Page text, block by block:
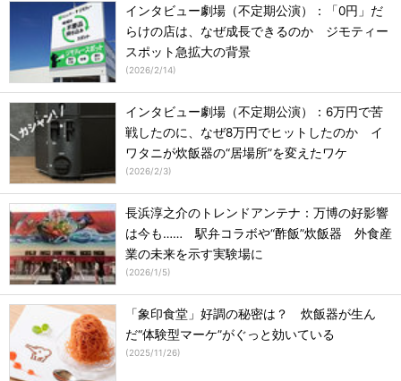
インタビュー劇場（不定期公演）：「0円」だ
らけの店は、なぜ成長できるのか ジモティー
スポット急拡大の背景
(2026/2/14)
インタビュー劇場（不定期公演）：6万円で苦
戦したのに、なぜ8万円でヒットしたのか イ
ワタニが炊飯器の“居場所”を変えたワケ
(2026/2/3)
長浜淳之介のトレンドアンテナ：万博の好影響
は今も…… 駅弁コラボや“酢飯”炊飯器 外食産
業の未来を示す実験場に
(2026/1/5)
「象印食堂」好調の秘密は？ 炊飯器が生ん
だ“体験型マーケ”がぐっと効いている
(2025/11/26)